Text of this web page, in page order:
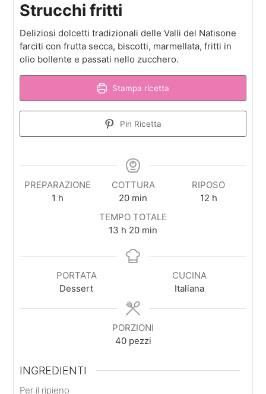
Strucchi fritti
Deliziosi dolcetti tradizionali delle Valli del Natisone
farciti con frutta secca, biscotti, marmellata, fritti in
olio bollente e passati nello zucchero.
Stampa ricetta
Pin Ricetta
PREPARAZIONE
1 ora
h
COTTURA
20minuti
min
RIPOSO
12ore
h
TEMPO TOTALE
13 ore
h 20minuti
min
PORTATA
Dessert
CUCINA
Italiana
PORZIONI
40 pezzi
INGREDIENTI
Per il ripieno